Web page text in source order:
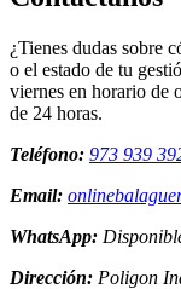
¿Tienes dudas sobre
o el estado de tu
viernes en horario de
de 24 horas.
Teléfono: 973 939
Email:
WhatsApp:
Dirección: Poligon